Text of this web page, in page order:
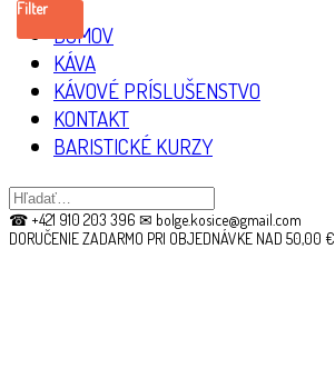
DOMOV
KÁVA
KÁVOVÉ PRÍSLUŠENSTVO
KONTAKT
BARISTICKÉ KURZY
☎ +421 910 203 396 ✉ bolge.kosice@gmail.com
DORUČENIE ZADARMO PRI OBJEDNÁVKE NAD 50,00 €
Filter